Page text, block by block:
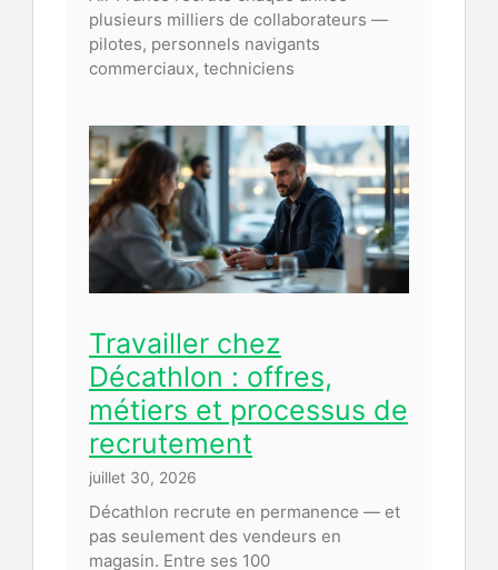
plusieurs milliers de collaborateurs —
pilotes, personnels navigants
commerciaux, techniciens
Travailler chez
Décathlon : offres,
métiers et processus de
recrutement
juillet 30, 2026
Décathlon recrute en permanence — et
pas seulement des vendeurs en
magasin. Entre ses 100